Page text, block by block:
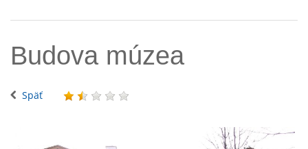
Budova múzea
Späť